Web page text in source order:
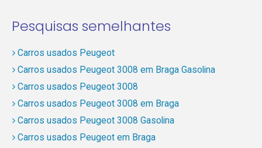
Pesquisas semelhantes
Carros usados Peugeot
Carros usados Peugeot 3008 em Braga Gasolina
Carros usados Peugeot 3008
Carros usados Peugeot 3008 em Braga
Carros usados Peugeot 3008 Gasolina
Carros usados Peugeot em Braga